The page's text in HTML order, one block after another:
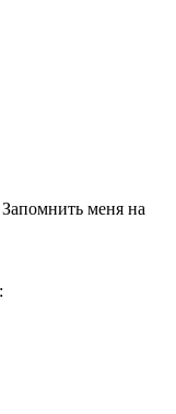
Запомнить меня на